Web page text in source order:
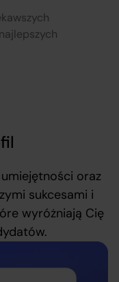
oraz
sukcesami i
wyróżniają Cię